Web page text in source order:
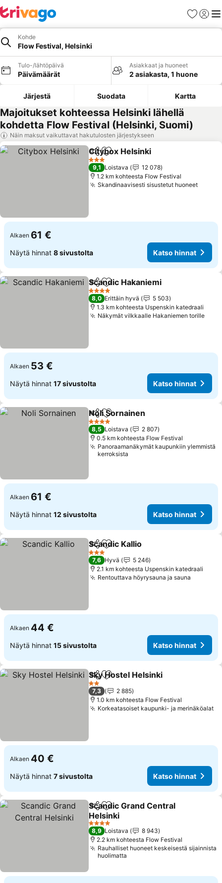
Suosikit
Kohde
Flow Festival, Helsinki
Tulo-/lähtöpäivä
Päivämäärät
Asiakkaat ja huoneet
2 asiakasta, 1 huone
Järjestä Suodata Kartta
Majoitukset kohteessa Helsinki lähellä
kohdetta Flow Festival (Helsinki, Suomi)
Näin maksut vaikuttavat hakutulosten järjestykseen
Jaa Lisää suosikkeihin
Citybox Helsinki
3 Tähtiluokitus
9,1 Loistava
12 078
1.2 km kohteesta Flow Festival
Skandinaavisesti sisustetut huoneet
Alkaen 61 €
Näytä hinnat 8 sivustolta Katso hinnat
Jaa Lisää suosikkeihin
Scandic Hakaniemi
4 Tähtiluokitus
8,0 Erittäin hyvä
5 503
1.3 km kohteesta Uspenskin katedraali
Näkymät vilkkaalle Hakaniemen torille
Alkaen 53 €
Näytä hinnat 17 sivustolta Katso hinnat
Jaa Lisää suosikkeihin
Noli Sornainen
4 Tähtiluokitus
8,5 Loistava
2 807
0.5 km kohteesta Flow Festival
Panoraamanäkymät kaupunkiin ylemmistä
kerroksista
Alkaen 61 €
Näytä hinnat 12 sivustolta Katso hinnat
Jaa Lisää suosikkeihin
Scandic Kallio
3 Tähtiluokitus
7,6 Hyvä
5 246
2.1 km kohteesta Uspenskin katedraali
Rentouttava höyrysauna ja sauna
Alkaen 44 €
Näytä hinnat 15 sivustolta Katso hinnat
Jaa Lisää suosikkeihin
Sky Hostel Helsinki
2 Tähtiluokitus
7,3
2 885
1.0 km kohteesta Flow Festival
Korkeatasoiset kaupunki- ja merinäköalat
Alkaen 40 €
Näytä hinnat 7 sivustolta Katso hinnat
Jaa Lisää suosikkeihin
Scandic Grand Central
Helsinki
4 Tähtiluokitus
8,9 Loistava
8 943
2.2 km kohteesta Flow Festival
Rauhalliset huoneet keskeisestä sijainnista
huolimatta